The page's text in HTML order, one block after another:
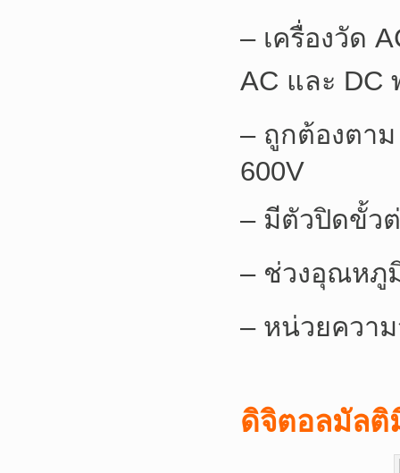
– เครื่องวัด
AC และ DC
– ถูกต้องตาม
600V
– มีตัวปิดขั้ว
– ช่วงอุณหภู
– หน่วยควา
ดิจิตอลมัลติ